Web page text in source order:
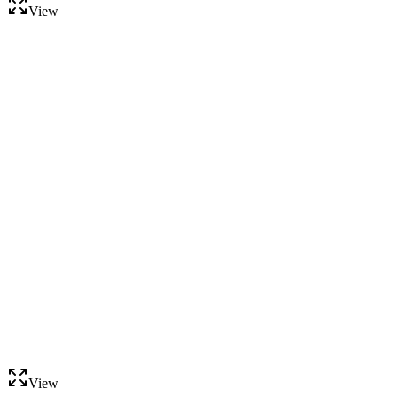
View
View